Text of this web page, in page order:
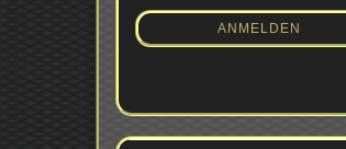
ANMELDUNGANMELDEN